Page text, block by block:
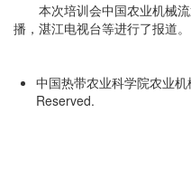
本次培训会中国农业机械流
播，湛江电视台等进行了报道。
中国热带农业科学院农业
Reserved.